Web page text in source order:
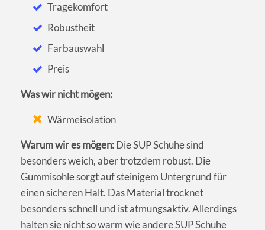
Tragekomfort
Robustheit
Farbauswahl
Preis
Was wir nicht mögen:
Wärmeisolation
Warum wir es mögen:Die SUP Schuhe sind
besonders weich, aber trotzdem robust. Die
Gummisohle sorgt auf steinigem Untergrund für
einen sicheren Halt. Das Material trocknet
besonders schnell und ist atmungsaktiv. Allerdings
halten sie nicht so warm wie andere SUP Schuhe